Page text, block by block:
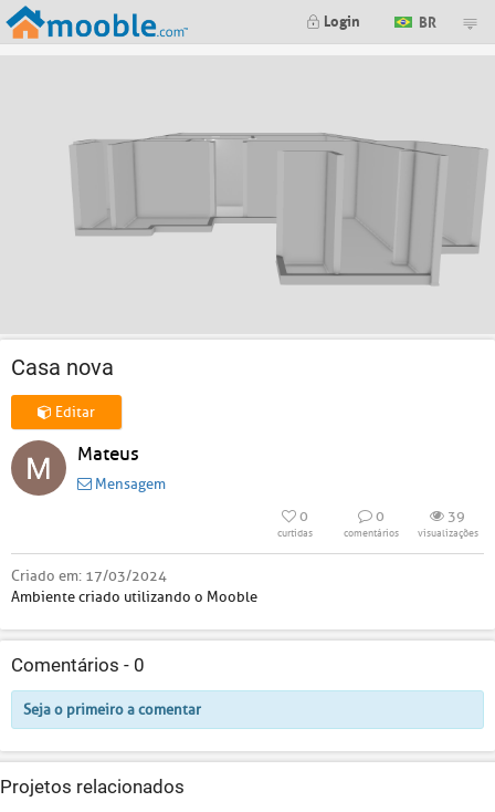
Login BR
Casa nova
Editar
Mateus
Mensagem
0
curtidas
0
comentários
39
visualizações
Criado em: 17/03/2024
Ambiente criado utilizando o Mooble
Comentários - 0
Seja o primeiro a comentar
Projetos relacionados